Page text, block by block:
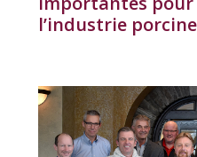
l’industrie